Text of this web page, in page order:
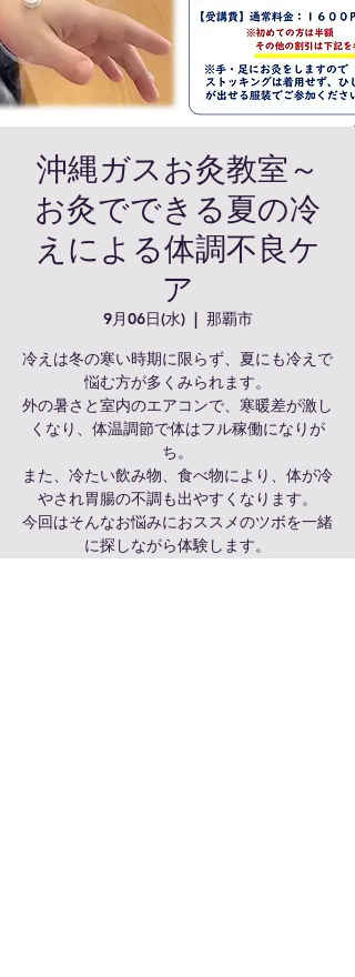
沖縄ガスお灸教室～
お灸でできる夏の冷
えによる体調不良ケ
ア
9月06日(水)
  |
那覇市
冷えは冬の寒い時期に限らず、夏にも冷えで
悩む方が多くみられます。
外の暑さと室内のエアコンで、寒暖差が激し
くなり、体温調節で体はフル稼働になりが
ち。
また、冷たい飲み物、食べ物により、体が冷
やされ胃腸の不調も出やすくなります。
今回はそんなお悩みにおススメのツボを一緒
に探しながら体験します。